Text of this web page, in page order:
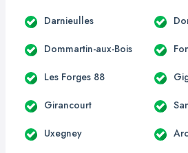
Darnieulles
Dommartin-aux-Bois
Les Forges 88
Girancourt
Uxegney